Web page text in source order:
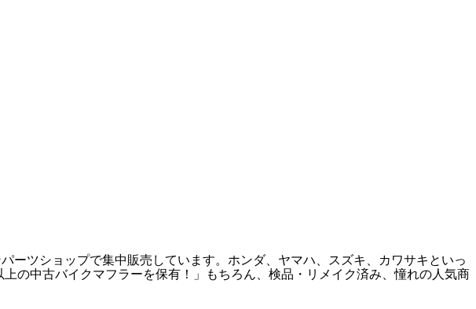
ーツショップで集中販売しています。ホンダ、ヤマハ、スズキ、カワサキといっ
の中古バイクマフラーを保有！」もちろん、検品・リメイク済み、憧れの人気商